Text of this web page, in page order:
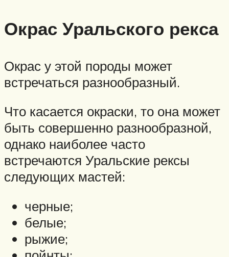
Окрас Уральского рекса
Окрас у этой породы может
встречаться разнообразный.
Что касается окраски, то она может
быть совершенно разнообразной,
однако наиболее часто
встречаются Уральские рексы
следующих мастей:
черные;
белые;
рыжие;